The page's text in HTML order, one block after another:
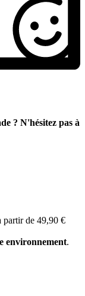
? N'hésitez pas à
partir de 49,90 €
environnement.